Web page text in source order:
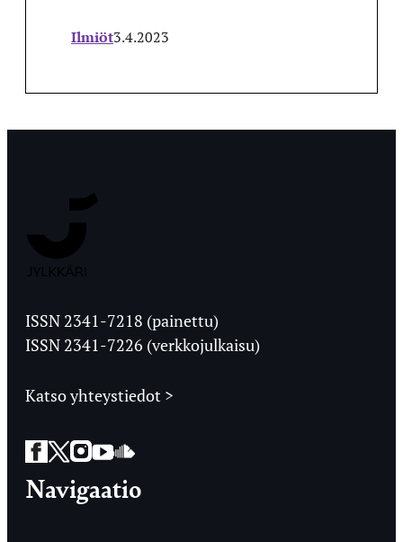
Ilmiöt3.4.2023
Ylioppilaslehti
ISSN 2341-7218 (painettu)
ISSN 2341-7226 (verkkojulkaisu)
Katso yhteystiedot >
Facebook
Twitter
Instagram
YouTube
SoundCloud
Navigaatio